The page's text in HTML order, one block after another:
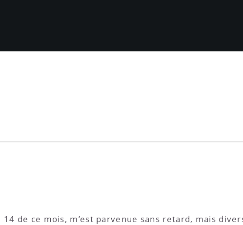
de ce mois, m’est parvenue sans retard, mais